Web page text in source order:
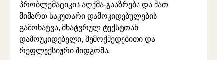
პრობლემატიკის აღქმა-გააზრება და მათ
მიმართ საკუთარი დამოკიდებულების
გამოხატვა, მხატვრულ ტექსტთან
დამოუკიდებელი, შემოქმედებითი და
რეფლექსიური მიდგომა.